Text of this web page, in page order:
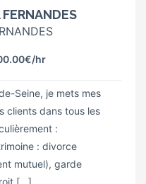
/hr
Seine, je mets mes
clients dans tous les
:
: divorce
mutuel), garde
[...]